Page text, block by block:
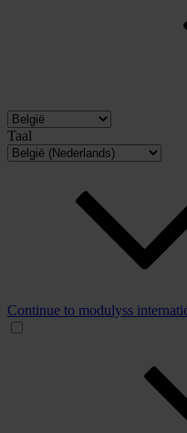
Taal
Continue to modulyss